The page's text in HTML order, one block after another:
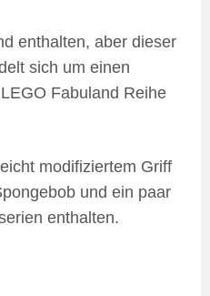
enthalten, aber dieser
sich um einen
Fabuland Reihe
modifiziertem Griff
und ein paar
enthalten.